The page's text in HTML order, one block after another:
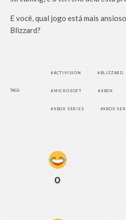
E você, qual jogo está mais
Blizzard?
TAGS
ACTIVISION BLIZZARD
MICROSOFT XBOX
XBOX SERIES XBOX
0